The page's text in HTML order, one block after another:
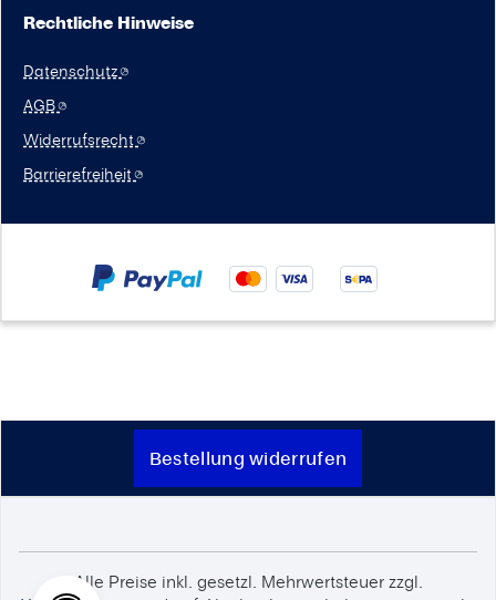
Rechtliche Hinweise
Datenschutz
AGB
Widerrufsrecht
Barrierefreiheit
Bestellung widerrufen
Alle Preise inkl. gesetzl. Mehrwertsteuer zzgl.